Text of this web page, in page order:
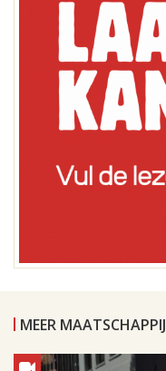
MEER MAATSCHAPPIJ